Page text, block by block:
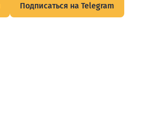
Подписаться на Telegram